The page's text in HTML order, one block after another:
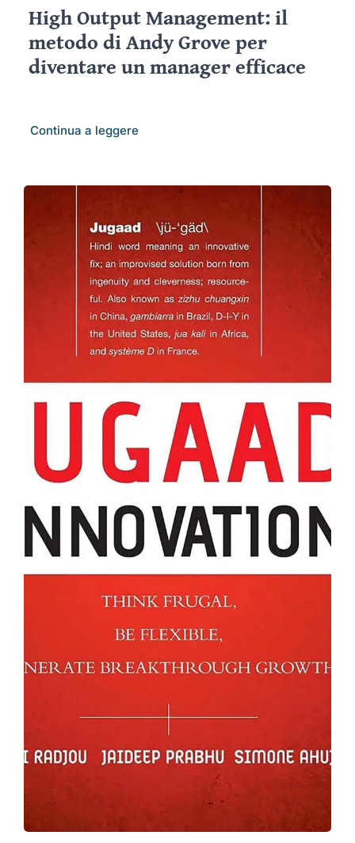
High Output Management: il
metodo di Andy Grove per
diventare un manager efficace
Continua a leggere